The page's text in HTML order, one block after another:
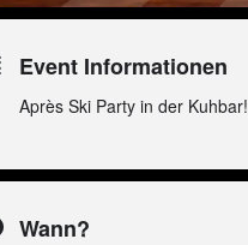
Event Informationen
Après Ski Party in der Kuhbar!
Wann?